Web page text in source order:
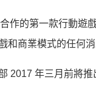
作的第一款行動遊
和商業模式的任何
2017 年三月前將